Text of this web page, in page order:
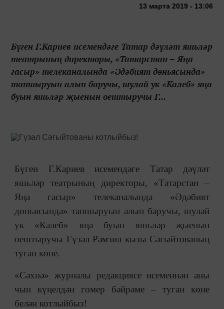
13 марта 2019 - 13:06
Бүген Г.Кариев исемендәге Татар дәүләт яшьләр
театрының директоры, «Татарстан – Яңа
гасыр» телеканалында «Әдәбият дөньясында»
тапшыруын алып баручы, шулай ук «Калеб» яңа
буын яшьләр җыенын оештыручы Г...
Бүген Г.Кариев исемендәге Татар дәүләт
яшьләр театрының директоры, «Татарстан –
Яңа гасыр» телеканалында «Әдәбият
дөньясында» тапшыруын алып баручы, шулай
ук «Калеб» яңа буын яшьләр җыенын
оештыручы Гүзәл Рәмзил кызы Сәгыйтованың
туган көне.
«Сәхнә» журналы редакциясе исеменнән аны
чын күңелдән гомер бәйрәме ‒ туган көне
белән котлыйбыз!